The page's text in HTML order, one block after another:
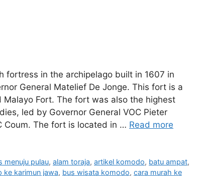
fortress in the archipelago built in 1607 in
General Matelief De Jonge. This fort is a
Fort. The fort was also the highest
led by Governor General VOC Pieter
Coum. The fort is located in … Read more
menuju pulau,alam toraja,artikel komodo, batu ampat,
ke karimun jawa, bus wisata komodo, cara murah ke